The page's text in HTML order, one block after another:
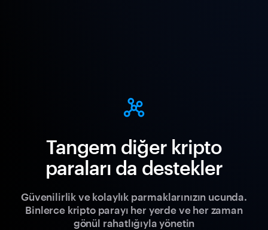
Tangem diğer kripto
paraları da destekler
Güvenilirlik ve kolaylık parmaklarınızın ucunda.
Binlerce kripto parayı her yerde ve her zaman
gönül rahatlığıyla yönetin